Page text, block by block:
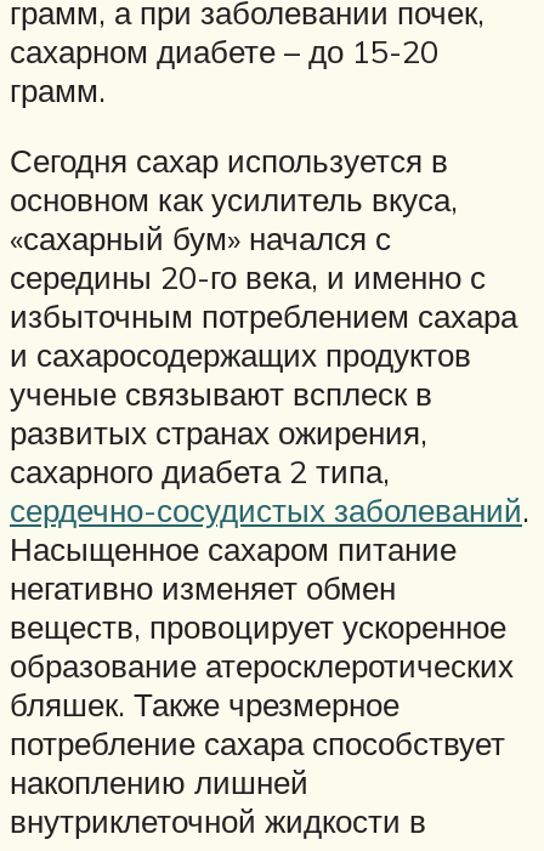
грамм, а при заболевании почек,
сахарном диабете – до 15-20
грамм.
Сегодня сахар используется в
основном как усилитель вкуса,
«сахарный бум» начался с
середины 20-го века, и именно с
избыточным потреблением сахара
и сахаросодержащих продуктов
ученые связывают всплеск в
развитых странах ожирения,
сахарного диабета 2 типа,
сердечно-сосудистых заболеваний.
Насыщенное сахаром питание
негативно изменяет обмен
веществ, провоцирует ускоренное
образование атеросклеротических
бляшек. Также чрезмерное
потребление сахара способствует
накоплению лишней
внутриклеточной жидкости в